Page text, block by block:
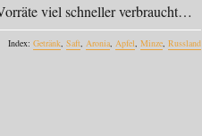
viel schneller verbraucht…
Index: Getränk, Saft, Aronia, Apfel, Minze, Russland